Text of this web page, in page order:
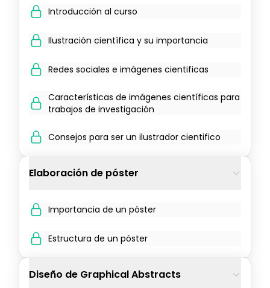
Introducción al curso
Ilustración científica y su importancia
Redes sociales e imágenes cientificas
Características de imágenes científicas para
trabajos de investigación
Consejos para ser un ilustrador cientifico
Elaboración de póster
Importancia de un póster
Estructura de un póster
Diseño de Graphical Abstracts